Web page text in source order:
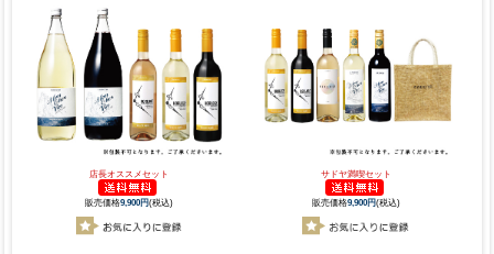
店長オススメセット
販売価格9,900円(税込)
サドヤ満喫セット
販売価格9,900円(税込)